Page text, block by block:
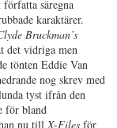
säregna
karaktärer.
Bruckman’s
det vidriga men
tönten Eddie Van
nog skrev med
tyst ifrån den
för bland
nu tillX-Files för